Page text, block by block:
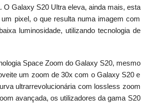
Galaxy S20 Ultra eleva, ainda mais, esta
pixel, o que resulta numa imagem com
luminosidade, utilizando tecnologia de
Space Zoom do Galaxy S20, mesmo
um zoom de 30x com o Galaxy S20 e
ultrarrevolucionária com lossless zoom
avançada, os utilizadores da gama S20